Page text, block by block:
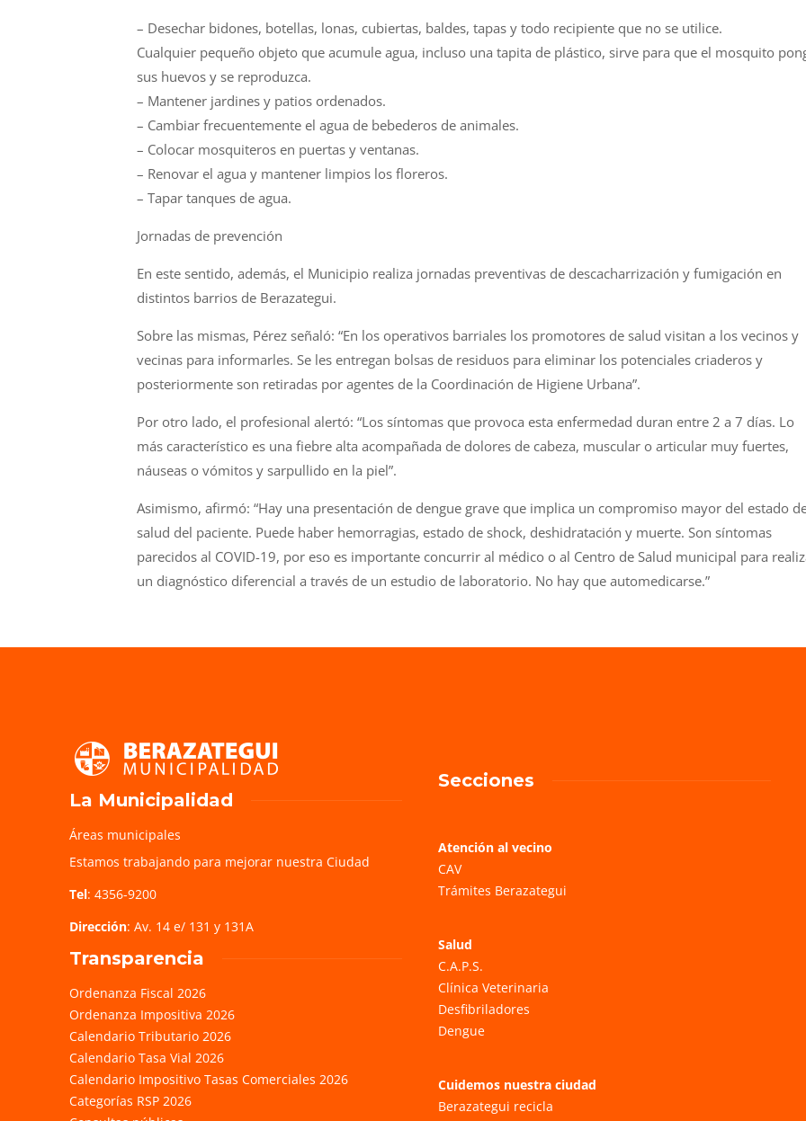
– Desechar bidones, botellas, lonas, cubiertas, baldes, tapas y todo recipiente que no se utilice.
Cualquier pequeño objeto que acumule agua, incluso una tapita de plástico, sirve para que el mosquito
sus huevos y se reproduzca.
– Mantener jardines y patios ordenados.
– Cambiar frecuentemente el agua de bebederos de animales.
– Colocar mosquiteros en puertas y ventanas.
– Renovar el agua y mantener limpios los floreros.
– Tapar tanques de agua.
Jornadas de prevención
En este sentido, además, el Municipio realiza jornadas preventivas de descacharrización y fumigación en
distintos barrios de Berazategui.
Sobre las mismas, Pérez señaló: “En los operativos barriales los promotores de salud visitan a los vecinos y
vecinas para informarles. Se les entregan bolsas de residuos para eliminar los potenciales criaderos y
posteriormente son retiradas por agentes de la Coordinación de Higiene Urbana”.
Por otro lado, el profesional alertó: “Los síntomas que provoca esta enfermedad duran entre 2 a 7 días. Lo
más característico es una fiebre alta acompañada de dolores de cabeza, muscular o articular muy fuertes,
náuseas o vómitos y sarpullido en la piel”.
Asimismo, afirmó: “Hay una presentación de dengue grave que implica un compromiso mayor del estado
salud del paciente. Puede haber hemorragias, estado de shock, deshidratación y muerte. Son síntomas
parecidos al COVID-19, por eso es importante concurrir al médico o al Centro de Salud municipal para
un diagnóstico diferencial a través de un estudio de laboratorio. No hay que automedicarse.”
La Municipalidad
Áreas municipales
Estamos trabajando para mejorar nuestra Ciudad
Tel: 4356-9200
Dirección: Av. 14 e/ 131 y 131A
Transparencia
Ordenanza Fiscal 2026
Ordenanza Impositiva 2026
Calendario Tributario 2026
Calendario Tasa Vial 2026
Calendario Impositivo Tasas Comerciales 2026
Categorías RSP 2026
Secciones
Atención al vecino
CAV
Trámites Berazategui
Salud
C.A.P.S.
Clínica Veterinaria
Desfibriladores
Dengue
Cuidemos nuestra ciudad
Berazategui recicla